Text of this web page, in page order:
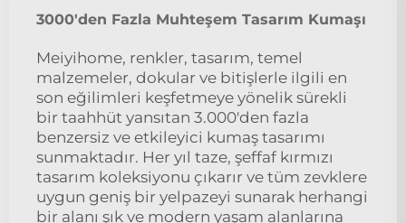
3000'den Fazla Muhteşem Tasarım Kumaşı
Meiyihome, renkler, tasarım, temel
malzemeler, dokular ve bitişlerle ilgili en
son eğilimleri keşfetmeye yönelik sürekli
bir taahhüt yansıtan 3.000'den fazla
benzersiz ve etkileyici kumaş tasarımı
sunmaktadır. Her yıl taze, şeffaf kırmızı
tasarım koleksiyonu çıkarır ve tüm zevklere
uygun geniş bir yelpazeyi sunarak herhangi
bir alanı şık ve modern yaşam alanlarına